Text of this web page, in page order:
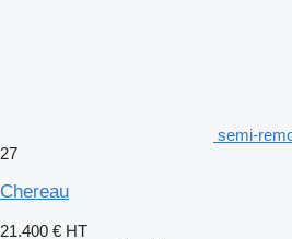
semi-
27
Chereau
21.400 € HT